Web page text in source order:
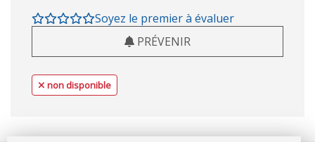
Soyez le premier à évaluer
PRÉVENIR
non disponible